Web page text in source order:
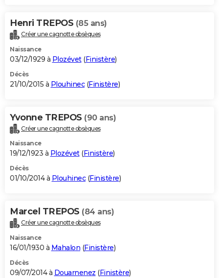
Henri TREPOS (85 ans)
Créer une cagnotte obsèques
Naissance
03/12/1929 à Plozévet(Finistère)
Décès
21/10/2015 à Plouhinec(Finistère)
Yvonne TREPOS (90 ans)
Créer une cagnotte obsèques
Naissance
19/12/1923 à Plozévet(Finistère)
Décès
01/10/2014 à Plouhinec(Finistère)
Marcel TREPOS (84 ans)
Créer une cagnotte obsèques
Naissance
16/01/1930 à Mahalon (Finistère)
Décès
09/07/2014 à Douarnenez (Finistère)